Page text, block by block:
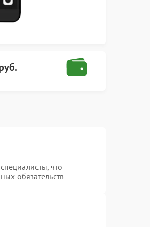
что
обязательств